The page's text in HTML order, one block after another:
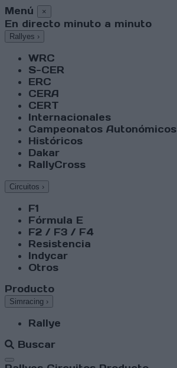
Menú ×
En directo minuto a minuto
Rallyes ›
WRC
S-CER
ERC
CERA
CERT
Internacionales
Campeonatos Autonómicos
Históricos
Dakar
RallyCross
Circuitos ›
F1
Fórmula E
F2 / F3 / F4
Resistencia
Indycar
Otros
Producto
Simracing ›
Rallye
Buscar
Abrir menú